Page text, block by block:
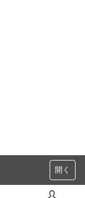
開く